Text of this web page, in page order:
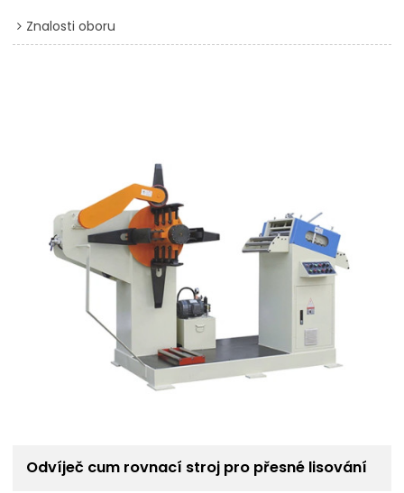
Znalosti oboru
Odvíječ cum rovnací stroj pro přesné lisování